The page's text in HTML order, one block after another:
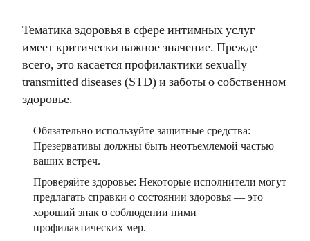
Тематика здоровья в сфере интимных услуг
имеет критически важное значение. Прежде
всего, это касается профилактики sexually
transmitted diseases (STD) и заботы о собственном
здоровье.
Обязательно используйте защитные средства:
Презервативы должны быть неотъемлемой частью
ваших встреч.
Проверяйте здоровье: Некоторые исполнители могут
предлагать справки о состоянии здоровья — это
хороший знак о соблюдении ними
профилактических мер.